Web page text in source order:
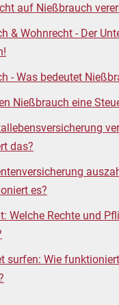
auf Nießbrauch
& Wohnrecht - Der
- Was bedeutet
Nießbrauch eine
das?
es?
Welche Rechte und
surfen: Wie